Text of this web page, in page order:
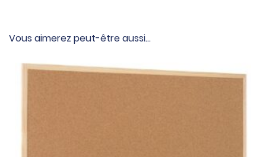
Vous aimerez peut-être aussi…